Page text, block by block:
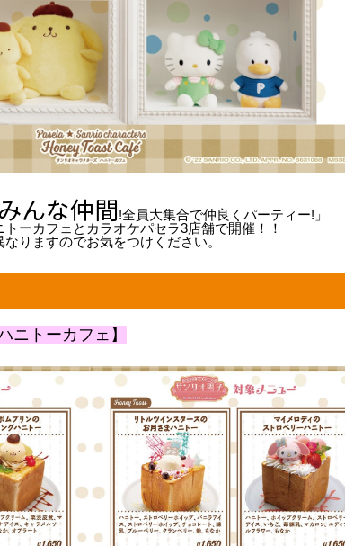
んな仲間!全員大集合で仲良くパーティー! 」
ーカフェとカラオケパセラ3店舗で開催！！
りますのでお気をつけください。
ニトーカフェ】